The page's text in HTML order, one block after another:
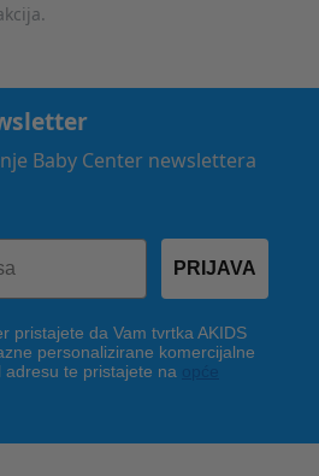
Baby Center newslettera
PRIJAVA
pristajete da Vam tvrtka AKIDS
personalizirane komercijalne
adresu te pristajete na